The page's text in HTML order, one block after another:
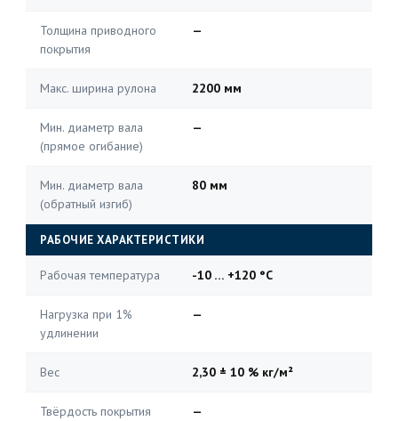
Толщина приводного
покрытия
—
Макс. ширина рулона 2200 мм
Мин. диаметр вала
(прямое огибание)
—
Мин. диаметр вала
(обратный изгиб)
80 мм
РАБОЧИЕ ХАРАКТЕРИСТИКИ
Рабочая температура -10 … +120 °C
Нагрузка при 1%
удлинении
—
Вес 2,30 ± 10 % кг/м²
Твёрдость покрытия
—